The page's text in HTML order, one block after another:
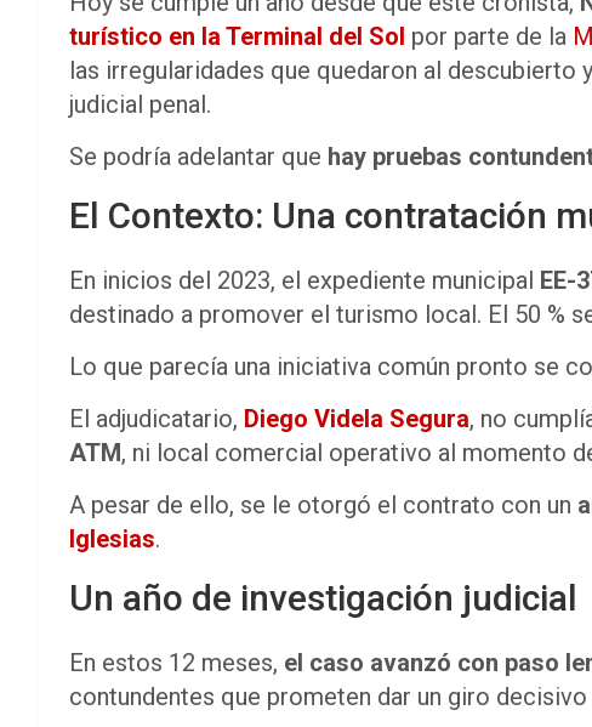
turístico en la Terminal del Sol por parte de la
las irregularidades que quedaron al
judicial penal.
Se podría adelantar que hay pruebas
El Contexto: Una contratación
En inicios del 2023, el expediente municipal EE-
destinado a promover el turismo local. El 50 %
Lo que parecía una iniciativa común pronto se
El adjudicatario, Diego Videla Segura, no
ATM, ni local comercial operativo al momento
A pesar de ello, se le otorgó el contrato con un
Iglesias.
Un año de investigación judicial
En estos 12 meses, el caso avanzó con paso
contundentes que prometen dar un giro